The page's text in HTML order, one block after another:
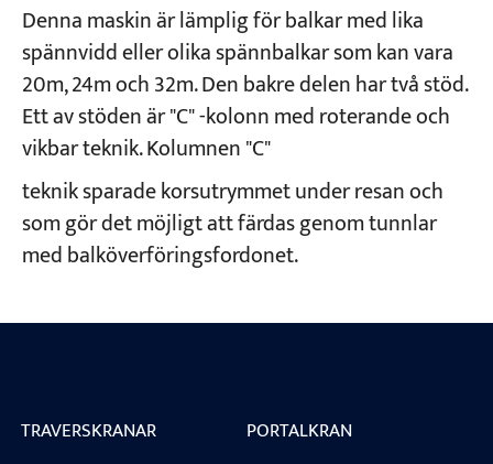
Bloggar
Denna maskin är lämplig för balkar med lika
spännvidd eller olika spännbalkar som kan vara
20m, 24m och 32m. Den bakre delen har två stöd.
Ett av stöden är "C" -kolonn med roterande och
vikbar teknik. Kolumnen "C"
teknik sparade korsutrymmet under resan och
som gör det möjligt att färdas genom tunnlar
med balköverföringsfordonet.
TRAVERSKRANAR
PORTALKRAN